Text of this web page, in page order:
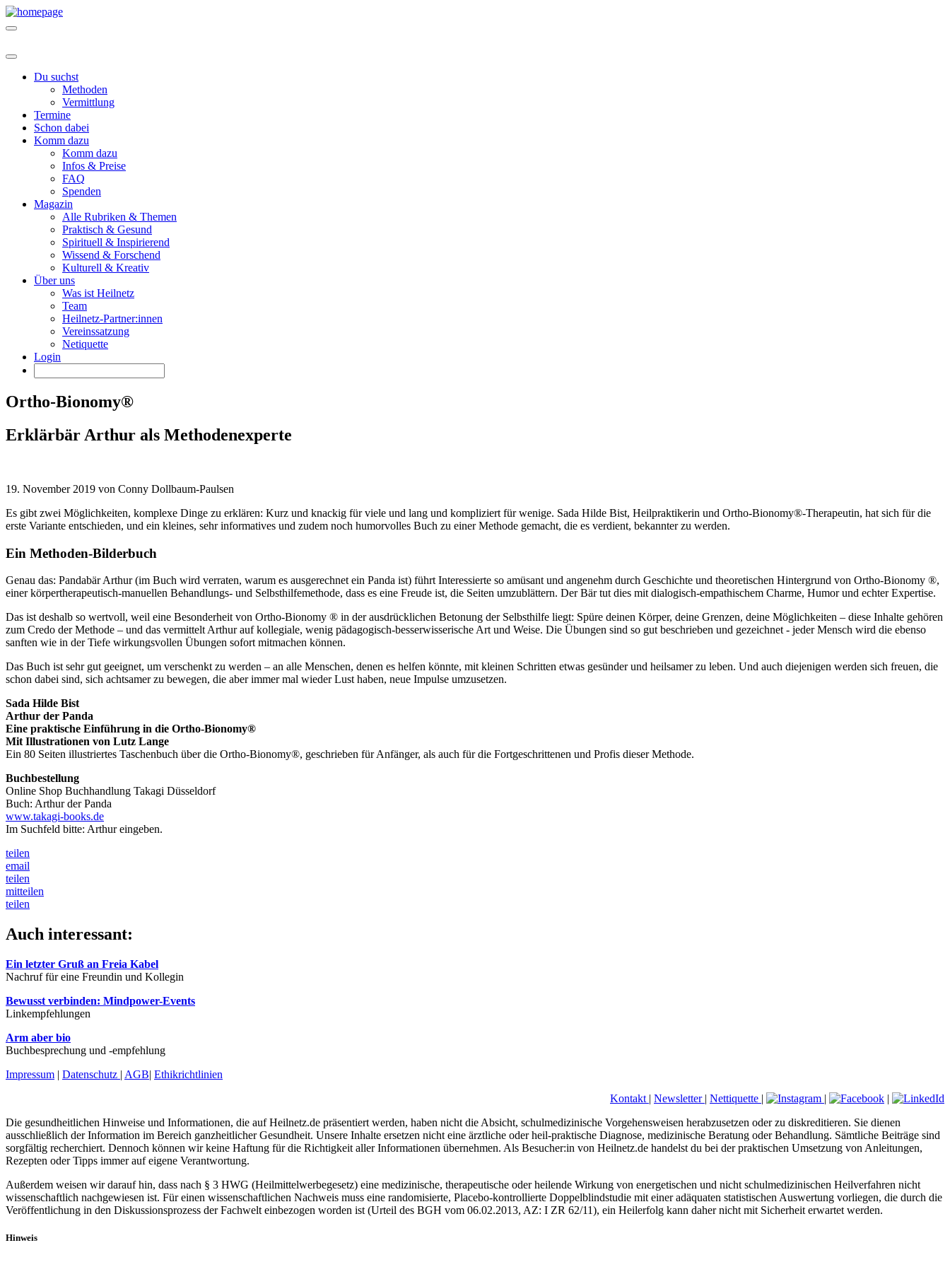
Du suchst
Methoden
Vermittlung
Termine
Schon dabei
Komm dazu
Komm dazu
Infos & Preise
FAQ
Spenden
Magazin
Alle Rubriken & Themen
Praktisch & Gesund
Spirituell & Inspirierend
Wissend & Forschend
Kulturell & Kreativ
Über uns
Was ist Heilnetz
Team
Heilnetz-Partner:innen
Vereinssatzung
Netiquette
Login
Ortho-Bionomy®
Erklärbär Arthur als Methodenexperte
19. November 2019 von Conny Dollbaum-Paulsen
Es gibt zwei Möglichkeiten, komplexe Dinge zu erklären: Kurz und knackig für viele und lang und kompliziert für wenige. Sada Hilde Bist, Heilpraktikerin und Ortho-Bionomy®-Therapeutin, hat sich für die
erste Variante entschieden, und ein kleines, sehr informatives und zudem noch humorvolles Buch zu einer Methode gemacht, die es verdient, bekannter zu werden.
Ein Methoden-Bilderbuch
Genau das: Pandabär Arthur (im Buch wird verraten, warum es ausgerechnet ein Panda ist) führt Interessierte so amüsant und angenehm durch Geschichte und theoretischen Hintergrund von Ortho-Bionomy ®,
einer körpertherapeutisch-manuellen Behandlungs- und Selbsthilfemethode, dass es eine Freude ist, die Seiten umzublättern. Der Bär tut dies mit dialogisch-empathischem Charme, Humor und echter Expertise.
Das ist deshalb so wertvoll, weil eine Besonderheit von Ortho-Bionomy ® in der ausdrücklichen Betonung der Selbsthilfe liegt: Spüre deinen Körper, deine Grenzen, deine Möglichkeiten – diese Inhalte gehören
zum Credo der Methode – und das vermittelt Arthur auf kollegiale, wenig pädagogisch-besserwisserische Art und Weise. Die Übungen sind so gut beschrieben und gezeichnet - jeder Mensch wird die ebenso
sanften wie in der Tiefe wirkungsvollen Übungen sofort mitmachen können.
Das Buch ist sehr gut geeignet, um verschenkt zu werden – an alle Menschen, denen es helfen könnte, mit kleinen Schritten etwas gesünder und heilsamer zu leben. Und auch diejenigen werden sich freuen, die
schon dabei sind, sich achtsamer zu bewegen, die aber immer mal wieder Lust haben, neue Impulse umzusetzen.
Sada Hilde Bist
Arthur der Panda
Eine praktische Einführung in die Ortho-Bionomy®
Mit Illustrationen von Lutz Lange
Ein 80 Seiten illustriertes Taschenbuch über die Ortho-Bionomy®, geschrieben für Anfänger, als auch für die Fortgeschrittenen und Profis dieser Methode.
Buchbestellung
Online Shop Buchhandlung Takagi Düsseldorf
Buch: Arthur der Panda
www.takagi-books.de
Im Suchfeld bitte: Arthur eingeben.
teilen
email
teilen
mitteilen
teilen
Auch interessant:
Ein letzter Gruß an Freia Kabel
Nachruf für eine Freundin und Kollegin
Bewusst verbinden: Mindpower-Events
Linkempfehlungen
Arm aber bio
Buchbesprechung und -empfehlung
Impressum | Datenschutz | AGB| Ethikrichtlinien
Kontakt | Newsletter | Nettiquette | |
|
Die gesundheitlichen Hinweise und Informationen, die auf Heilnetz.de präsentiert werden, haben nicht die Absicht, schulmedizinische Vorgehensweisen herabzusetzen oder zu diskreditieren. Sie dienen
ausschließlich der Information im Bereich ganzheitlicher Gesundheit. Unsere Inhalte ersetzen nicht eine ärztliche oder heil-praktische Diagnose, medizinische Beratung oder Behandlung. Sämtliche Beiträge sind
sorgfältig recherchiert. Dennoch können wir keine Haftung für die Richtigkeit aller Informationen übernehmen. Als Besucher:in von Heilnetz.de handelst du bei der praktischen Umsetzung von Anleitungen,
Rezepten oder Tipps immer auf eigene Verantwortung.
Außerdem weisen wir darauf hin, dass nach § 3 HWG (Heilmittelwerbegesetz) eine medizinische, therapeutische oder heilende Wirkung von energetischen und nicht schulmedizinischen Heilverfahren nicht
wissenschaftlich nachgewiesen ist. Für einen wissenschaftlichen Nachweis muss eine randomisierte, Placebo-kontrollierte Doppelblindstudie mit einer adäquaten statistischen Auswertung vorliegen, die durch die
Veröffentlichung in den Diskussionsprozess der Fachwelt einbezogen worden ist (Urteil des BGH vom 06.02.2013, AZ: I ZR 62/11), ein Heilerfolg kann daher nicht mit Sicherheit erwartet werden.
Hinweis